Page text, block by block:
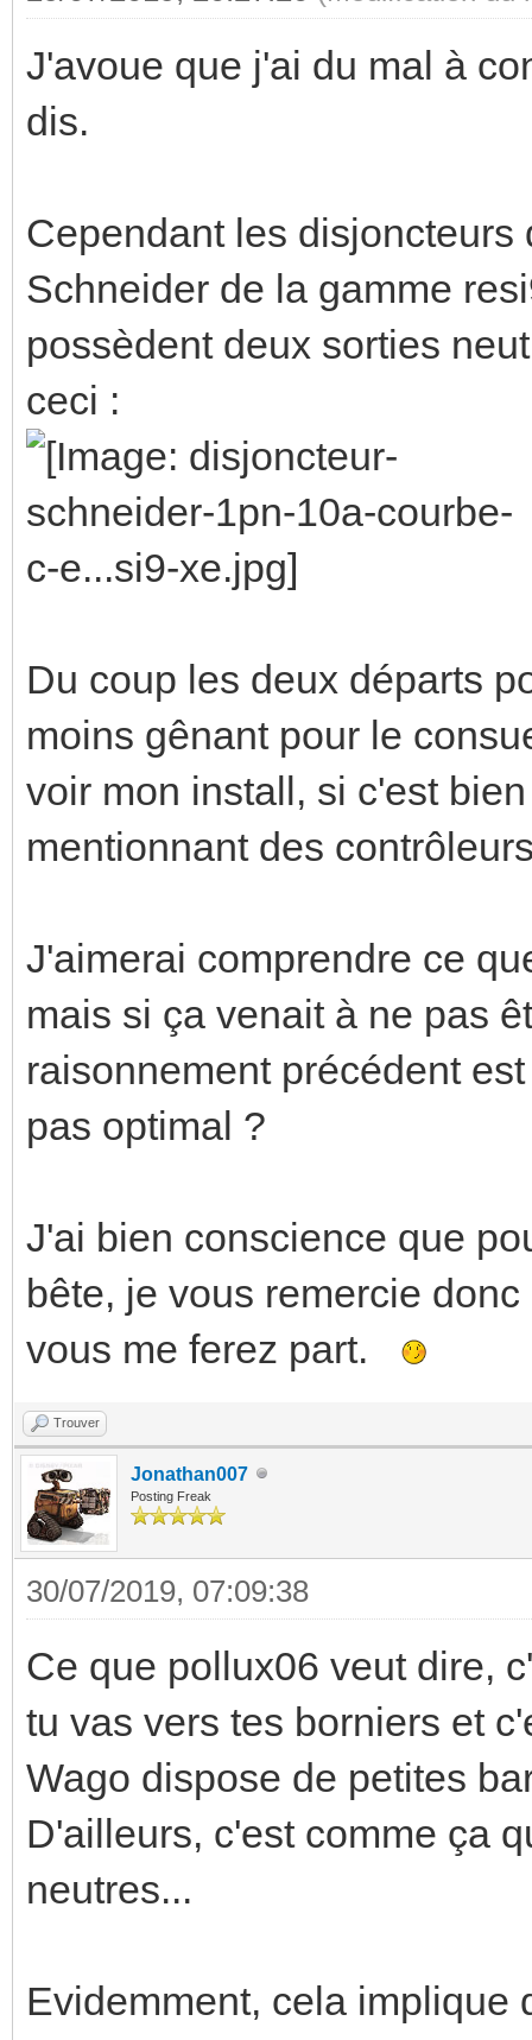
J'avoue que j'ai du mal à
dis.
Cependant les
Schneider de la gamme
possèdent deux sorties
ceci :
Du coup les deux départs
moins gênant pour le
voir mon install, si c'est
mentionnant des
J'aimerai comprendre ce
mais si ça venait à ne pas
raisonnement précédent
pas optimal ?
J'ai bien conscience que
bête, je vous remercie
vous me ferez part.
Trouver
Jonathan007
Posting Freak
30/07/2019, 07:09:38
Ce que pollux06 veut dire,
tu vas vers tes borniers et
Wago dispose de petites
D'ailleurs, c'est comme ça
neutres...
Evidemment, cela implique